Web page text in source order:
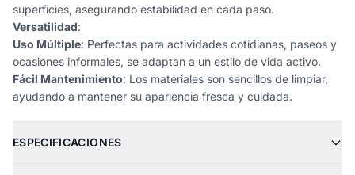
superficies, asegurando estabilidad en cada paso.
Versatilidad:
Uso Múltiple: Perfectas para actividades cotidianas, paseos y
ocasiones informales, se adaptan a un estilo de vida activo.
Fácil Mantenimiento: Los materiales son sencillos de limpiar,
ayudando a mantener su apariencia fresca y cuidada.
ESPECIFICACIONES